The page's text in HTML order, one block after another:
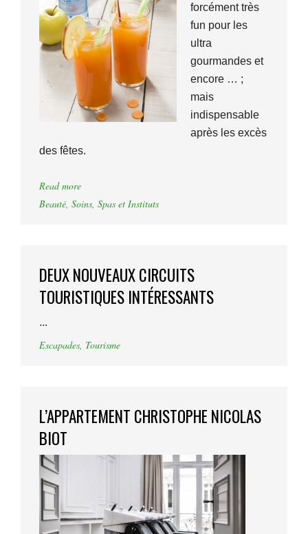
forcément très
fun pour les
ultra
gourmandes et
encore … ;
mais
indispensable
après les excès
des fêtes.
Read more
Beauté, Soins, Spas et Instituts
DEUX NOUVEAUX CIRCUITS
TOURISTIQUES INTÉRESSANTS
...
Escapades, Tourisme
L’APPARTEMENT CHRISTOPHE NICOLAS
BIOT